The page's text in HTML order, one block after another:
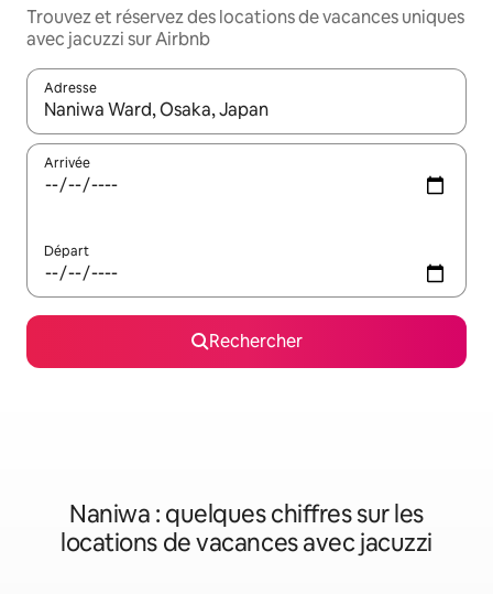
Trouvez et réservez des locations de vacances uniques
avec jacuzzi sur Airbnb
Adresse
Lorsque les résultats s'affichent, utilisez les flèches vers le
Arrivée
Départ
Rechercher
Naniwa : quelques chiffres sur les
locations de vacances avec jacuzzi